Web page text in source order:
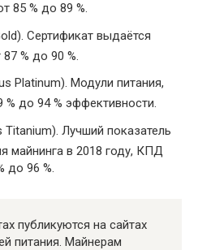
85 % до 89 %.
Сертификат выдаётся
% до 90 %.
Platinum). Модули питания,
до 94 % эффективности.
Titanium). Лучший показатель
майнинга в 2018 году, КПД
до 96 %.
публикуются на сайтах
питания. Майнерам